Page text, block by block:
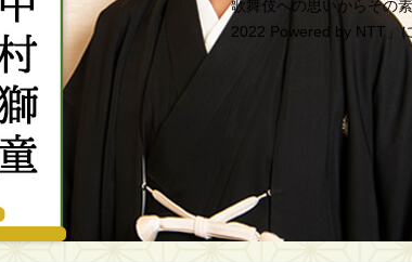
歌舞伎への思いからその
2022 Powered by NTT」